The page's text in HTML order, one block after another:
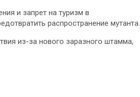
и запрет на туризм в
распространение мутанта.
из-за нового заразного штамма,